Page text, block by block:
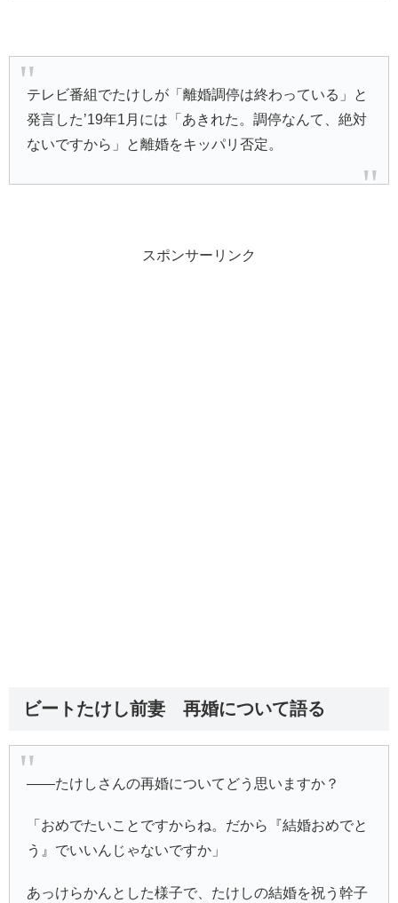
テレビ番組でたけしが「離婚調停は終わっている」と
発言した’19年1月には「あきれた。調停なんて、絶対
ないですから」と離婚をキッパリ否定。
スポンサーリンク
ビートたけし前妻 再婚について語る
――たけしさんの再婚についてどう思いますか？
「おめでたいことですからね。だから『結婚おめでと
う』でいいんじゃないですか」
あっけらかんとした様子で、たけしの結婚を祝う幹子